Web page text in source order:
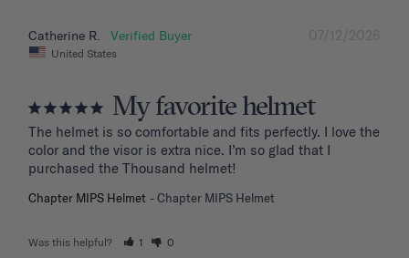
07/12/2026
Catherine R.
United States
My favorite helmet
The helmet is so comfortable and fits perfectly. I love the
color and the visor is extra nice. I’m so glad that I
purchased the Thousand helmet!
Chapter MIPS Helmet Chapter MIPS Helmet
Was this helpful? 1 0